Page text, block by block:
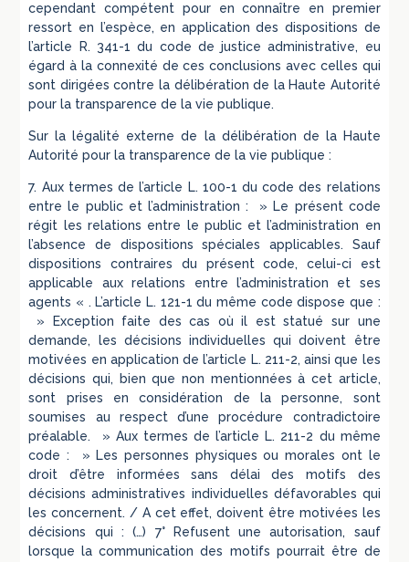
cependant compétent pour en connaître en premier
ressort en l’espèce, en application des dispositions de
l’article R. 341-1 du code de justice administrative, eu
égard à la connexité de ces conclusions avec celles qui
sont dirigées contre la délibération de la Haute Autorité
pour la transparence de la vie publique.
Sur la légalité externe de la délibération de la Haute
Autorité pour la transparence de la vie publique :
7. Aux termes de l’article L. 100-1 du code des relations
entre le public et l’administration : » Le présent code
régit les relations entre le public et l’administration en
l’absence de dispositions spéciales applicables. Sauf
dispositions contraires du présent code, celui-ci est
applicable aux relations entre l’administration et ses
agents « . L’article L. 121-1 du même code dispose que :
» Exception faite des cas où il est statué sur une
demande, les décisions individuelles qui doivent être
motivées en application de l’article L. 211-2, ainsi que les
décisions qui, bien que non mentionnées à cet article,
sont prises en considération de la personne, sont
soumises au respect d’une procédure contradictoire
préalable. » Aux termes de l’article L. 211-2 du même
code : » Les personnes physiques ou morales ont le
droit d’être informées sans délai des motifs des
décisions administratives individuelles défavorables qui
les concernent. / A cet effet, doivent être motivées les
décisions qui : (…) 7° Refusent une autorisation, sauf
lorsque la communication des motifs pourrait être de